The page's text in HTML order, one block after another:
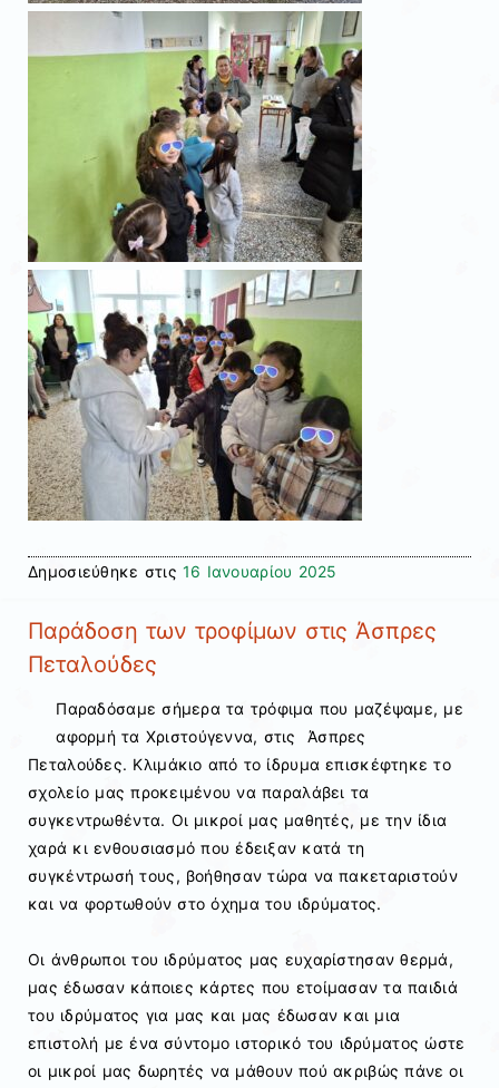
Δημοσιεύθηκε στις 16 Ιανουαρίου 2025
Παράδοση των τροφίμων στις Άσπρες
Πεταλούδες
Παραδόσαμε σήμερα τα τρόφιμα που μαζέψαμε, με
αφορμή τα Χριστούγεννα, στις Άσπρες
Πεταλούδες. Κλιμάκιο από το ίδρυμα επισκέφτηκε το
σχολείο μας προκειμένου να παραλάβει τα
συγκεντρωθέντα. Οι μικροί μας μαθητές, με την ίδια
χαρά κι ενθουσιασμό που έδειξαν κατά τη
συγκέντρωσή τους, βοήθησαν τώρα να πακεταριστούν
και να φορτωθούν στο όχημα του ιδρύματος.
Οι άνθρωποι του ιδρύματος μας ευχαρίστησαν θερμά,
μας έδωσαν κάποιες κάρτες που ετοίμασαν τα παιδιά
του ιδρύματος για μας και μας έδωσαν και μια
επιστολή με ένα σύντομο ιστορικό του ιδρύματος ώστε
οι μικροί μας δωρητές να μάθουν πού ακριβώς πάνε οι